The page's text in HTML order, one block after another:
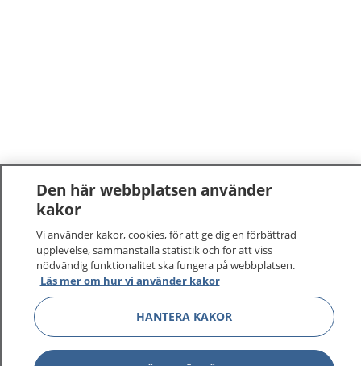
1177 –tryggt om din hälsa och vård
På 1177.se får du råd om hälsa och information om
sjukdomar och vilka mottagningar du kan kontakta.
Logga in för att läsa din journal och göra dina
vårdärenden. Ring telefonnummer 1177 för
sjukvårdsrådgivning dygnet runt.
1177 ger dig råd när du vill må bättre.
Den här webbplatsen använder
kakor
Vi använder kakor, cookies, för att ge dig en förbättrad
upplevelse, sammanställa statistik och för att viss
nödvändig funktionalitet ska fungera på webbplatsen.
Läs mer om hur vi använder kakor
HANTERA KAKOR